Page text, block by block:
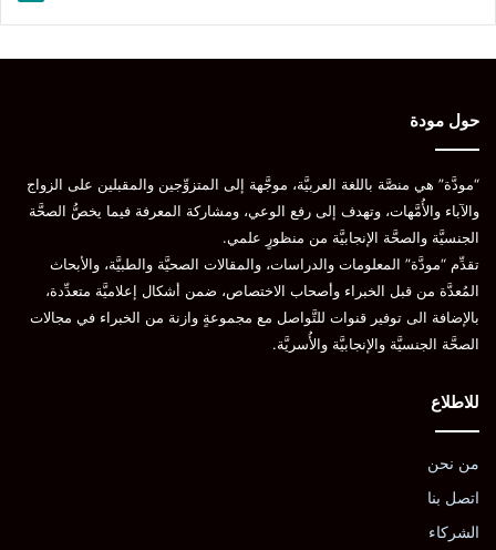
حول مودة
“مودَّة” هي منصَّة باللغة العربيَّة، موجَّهة إلى المتزوِّجين والمقبلين على الزواج
والآباء والأُمَّهات، وتهدف إلى رفع الوعي، ومشاركة المعرفة فيما يخصُّ الصحَّة
الجنسيَّة والصحَّة الإنجابيَّة من منظورٍ علمي.
تقدِّم “مودَّة” المعلومات والدراسات، والمقالات الصحيَّة والطبيَّة، والأبحاث
المُعدَّة من قبل الخبراء وأصحاب الاختصاص، ضمن أشكال إعلاميَّة متعدِّدة،
بالإضافة الى توفير قنوات للتَّواصل مع مجموعةٍ وازنة من الخبراء في مجالات
الصحَّة الجنسيَّة والإنجابيَّة والأُسريَّة.
للاطلاع
من نحن
اتصل بنا
الشركاء